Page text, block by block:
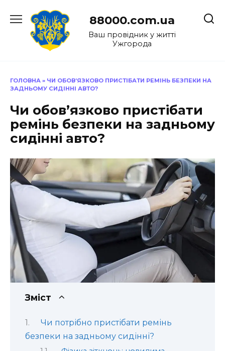
до
88000.com.ua
Ваш провідник у житті
Ужгорода
ГОЛОВНА » ЧИ ОБОВ’ЯЗКОВО ПРИСТІБАТИ РЕМІНЬ БЕЗПЕКИ НА
ЗАДНЬОМУ СИДІННІ АВТО?
Чи обов’язково пристібати
ремінь безпеки на задньому
сидінні авто?
Зміст
Чи потрібно пристібати ремінь
безпеки на задньому сидінні?